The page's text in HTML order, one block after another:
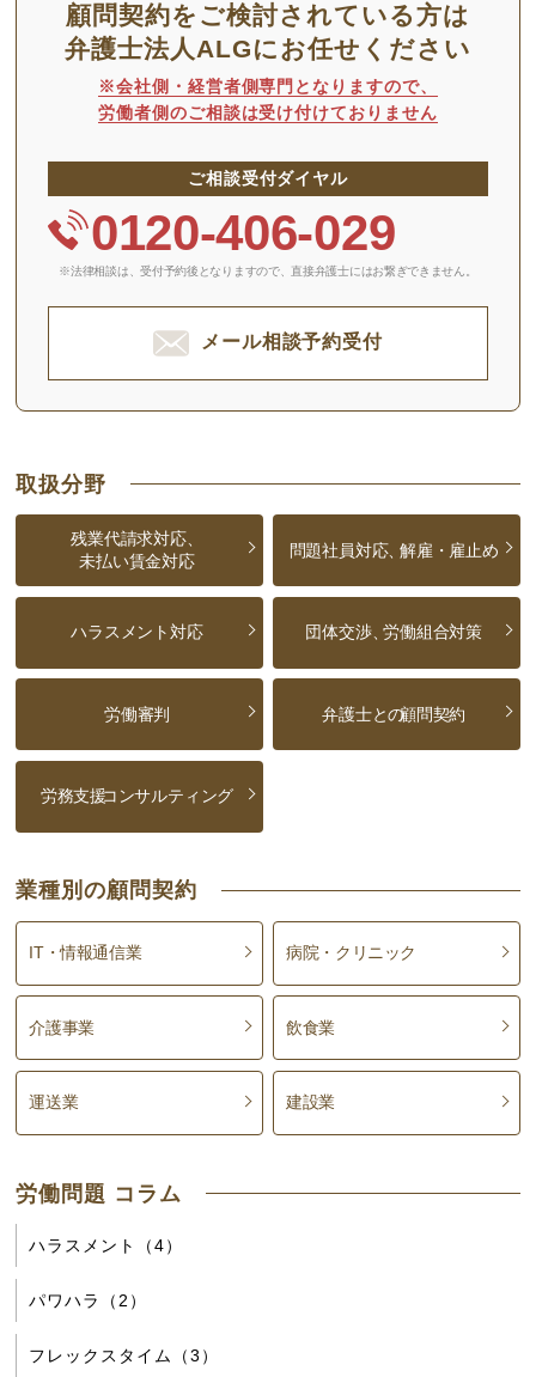
顧問契約をご検討されている方は
弁護士法人ALGにお任せください
※会社側・経営者側専門となりますので、
労働者側のご相談は受け付けておりません
ご相談受付ダイヤル
0120-406-029
※法律相談は、受付予約後となりますので、 直接弁護士にはお繋ぎできません。
メール相談予約受付
取扱分野
残業代請求対応、
未払い賃金対応
問題社員対応、解雇・雇止め
ハラスメント対応 団体交渉、労働組合対策
労働審判 弁護士との顧問契約
労務支援コンサルティング
業種別の顧問契約
IT・情報通信業 病院・クリニック
介護事業 飲食業
運送業 建設業
労働問題 コラム
ハラスメント（4）
パワハラ（2）
フレックスタイム（3）